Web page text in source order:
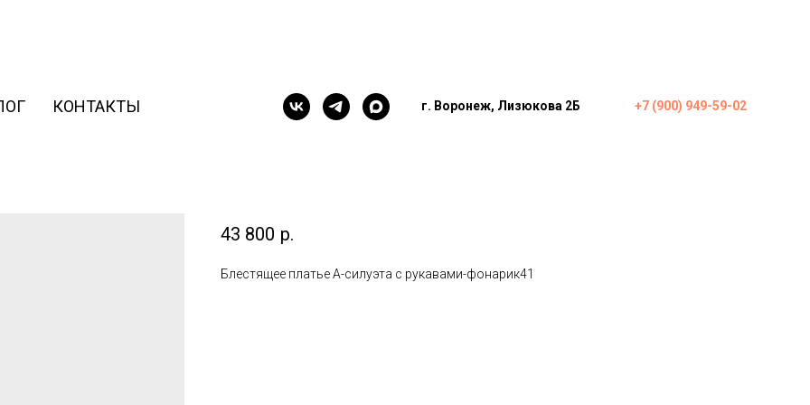
КОНТАКТЫ г. Воронеж, Лизюкова 2Б +7 (900) 949-59-02
43 800 р.
Блестящее платье А-силуэта с рукавами-фонарик41